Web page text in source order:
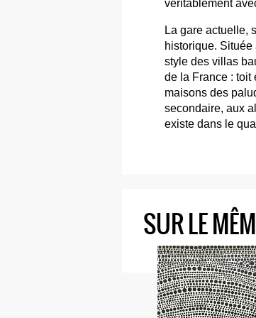
véritablement
La gare actuelle,
historique.
style des villas
de la France : toit
maisons des
secondaire, aux
existe dans le
SUR LE